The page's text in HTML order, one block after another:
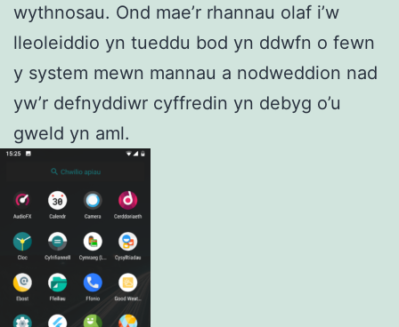
wythnosau. Ond mae’r rhannau olaf i’w
lleoleiddio yn tueddu bod yn ddwfn o fewn
y system mewn mannau a nodweddion nad
yw’r defnyddiwr cyffredin yn debyg o’u
gweld yn aml.